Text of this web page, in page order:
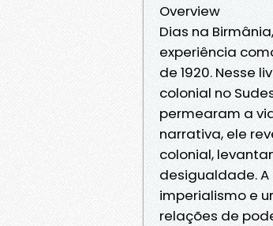
Overview
Dias na
experiência
de 1920. Nesse
colonial no
permearam a
narrativa, ele
colonial,
desigualdade.
imperialismo e
relações de